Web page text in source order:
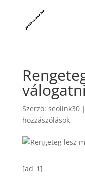
Szerző: seolink30|
hozzászólások
[ad_1]